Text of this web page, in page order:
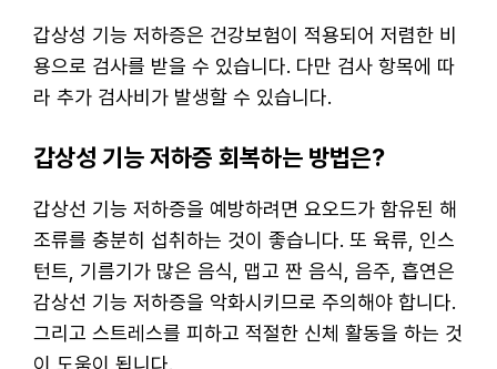
갑상성 기능 저하증은 건강보험이 적용되어 저렴한 비
용으로 검사를 받을 수 있습니다. 다만 검사 항목에 따
라 추가 검사비가 발생할 수 있습니다.
갑상성 기능 저하증 회복하는 방법은?
갑상선 기능 저하증을 예방하려면 요오드가 함유된 해
조류를 충분히 섭취하는 것이 좋습니다. 또 육류, 인스
턴트, 기름기가 많은 음식, 맵고 짠 음식, 음주, 흡연은
감상선 기능 저하증을 악화시키므로 주의해야 합니다.
그리고 스트레스를 피하고 적절한 신체 활동을 하는 것
이 도움이 됩니다.